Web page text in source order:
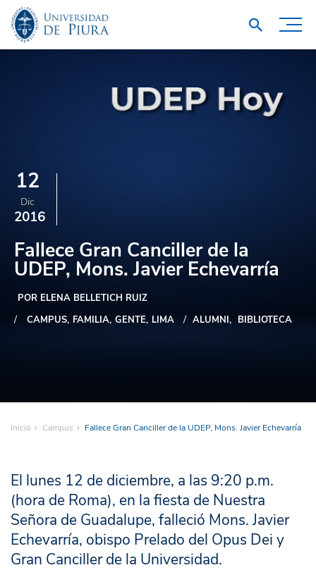
12
Dic
2016
Fallece Gran Canciller de la
UDEP, Mons. Javier Echevarría
POR ELENA BELLETICH RUIZ
CAMPUS FAMILIA GENTE LIMA ALUMNI BIBLIOTECA
Inicio Campus Fallece Gran Canciller de la UDEP, Mons. Javier Echevarría
El lunes 12 de diciembre, a las 9:20 p.m.
(hora de Roma), en la fiesta de Nuestra
Señora de Guadalupe, falleció Mons. Javier
Echevarría, obispo Prelado del Opus Dei y
Gran Canciller de la Universidad.